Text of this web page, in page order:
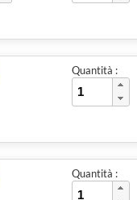
Quantità :
Quantità :